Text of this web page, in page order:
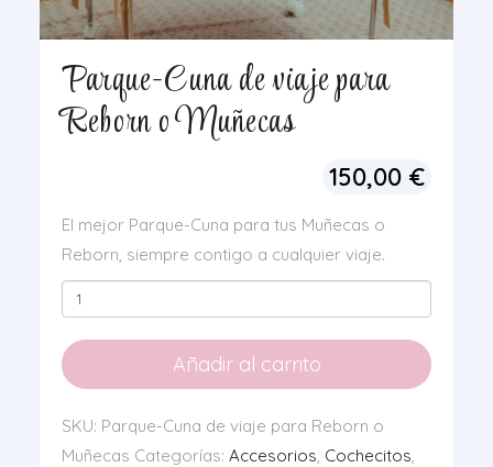
Parque-Cuna de viaje para
Reborn o Muñecas
150,00 €
El mejor Parque-Cuna para tus Muñecas o
Reborn, siempre contigo a cualquier viaje.
Parque-
Cuna
de
viaje
Añadir al carrito
SKU: Parque-Cuna de viaje para Reborn o
Muñecas Categorías: Accesorios, Cochecitos,